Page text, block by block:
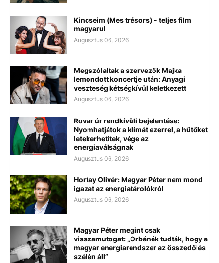
Kincseim (Mes trésors) - teljes film
magyarul
Augusztus 06, 2026
Megszólaltak a szervezők Majka
lemondott koncertje után: Anyagi
veszteség kétségkívül keletkezett
Augusztus 06, 2026
Rovar úr rendkívüli bejelentése:
Nyomhatjátok a klímát ezerrel, a hűtőket
letekerhetitek, vége az
energiaválságnak
Augusztus 06, 2026
Hortay Olivér: Magyar Péter nem mond
igazat az energiatárolókról
Augusztus 06, 2026
Magyar Péter megint csak
visszamutogat: „Orbánék tudták, hogy a
magyar energiarendszer az összedőlés
szélén áll”